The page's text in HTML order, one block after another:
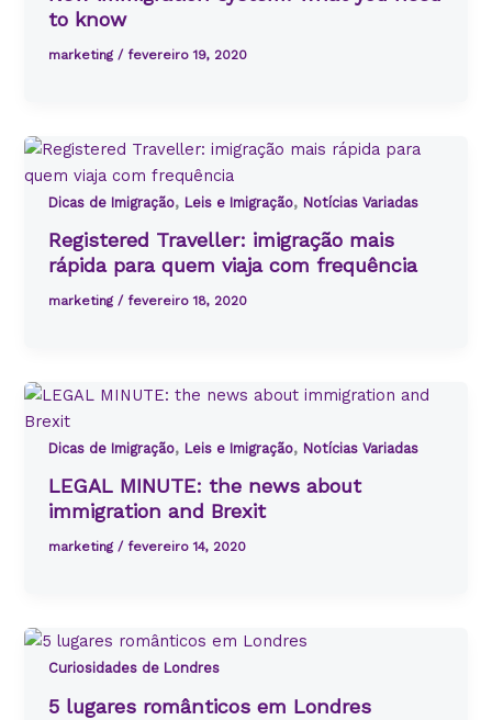
to know
marketing/fevereiro 19, 2020
Dicas de Imigração, Leis e Imigração, Notícias Variadas
Registered Traveller: imigração mais
rápida para quem viaja com frequência
marketing/fevereiro 18, 2020
Dicas de Imigração, Leis e Imigração, Notícias Variadas
LEGAL MINUTE: the news about
immigration and Brexit
marketing/fevereiro 14, 2020
Curiosidades de Londres
5 lugares românticos em Londres